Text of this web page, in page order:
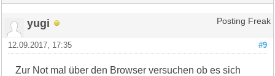
yugi Posting Freak
#9
12.09.2017, 17:35
Zur Not mal über den Browser versuchen ob es sich